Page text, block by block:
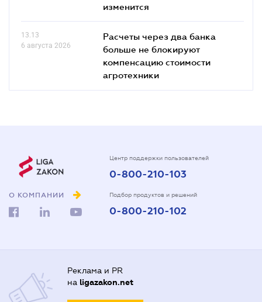
изменится
13.13
6 августа 2026
Расчеты через два банка
больше не блокируют
компенсацию стоимости
агротехники
О КОМПАНИИ
Центр поддержки пользователей
0-800-210-103
Подбор продуктов и решений
0-800-210-102
Реклама и PR
на ligazakon.net